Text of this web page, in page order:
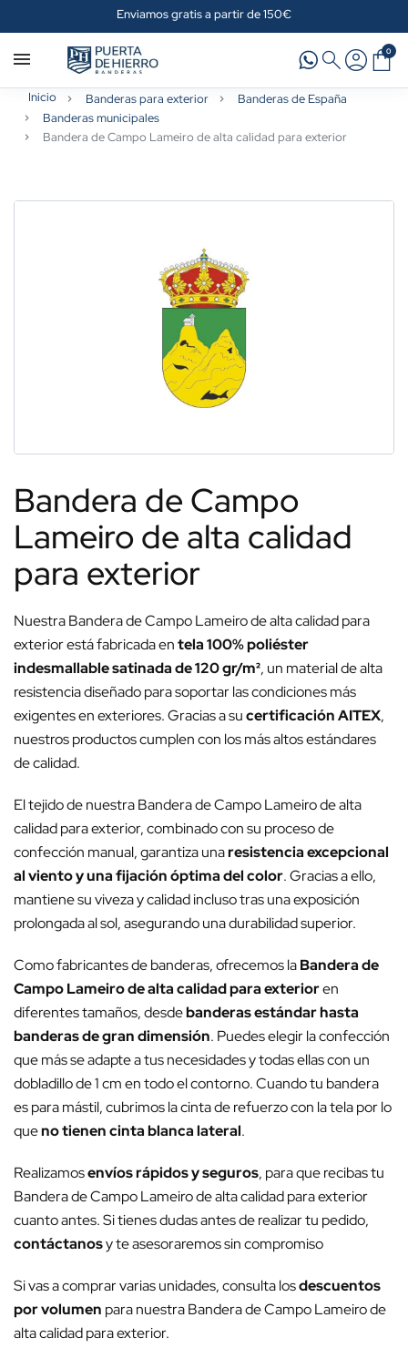
Enviamos gratis a partir de 150€
0
Inicio Banderas para exterior
Banderas de España
Banderas municipales
Bandera de Campo Lameiro de alta calidad para exterior
Bandera de Campo
Lameiro de alta calidad
para exterior
Nuestra Bandera de Campo Lameiro de alta calidad para
exterior está fabricada entela 100% poliéster
indesmallable satinada de 120 gr/m², un material de alta
resistencia diseñado para soportar las condiciones más
exigentes en exteriores. Gracias a sucertificación AITEX,
nuestros productos cumplen con los más altos estándares
de calidad.
El tejido de nuestra Bandera de Campo Lameiro de alta
calidad para exterior, combinado con su proceso de
confección manual, garantiza unaresistencia excepcional
al viento y una fijación óptima del color. Gracias a ello,
mantiene su viveza y calidad incluso tras una exposición
prolongada al sol, asegurando una durabilidad superior.
Como fabricantes de banderas, ofrecemos laBandera de
Campo Lameiro de alta calidad para exterioren
diferentes tamaños, desdebanderas estándar hasta
banderas de gran dimensión. Puedes elegir la confección
que más se adapte a tus necesidades y todas ellas con un
dobladillo de 1 cm en todo el contorno. Cuando tu bandera
es para mástil, cubrimos la cinta de refuerzo con la tela por lo
queno tienen cinta blanca lateral.
Realizamosenvíos rápidos y seguros, para que recibas tu
Bandera de Campo Lameiro de alta calidad para exterior
cuanto antes. Si tienes dudas antes de realizar tu pedido,
contáctanosy te asesoraremos sin compromiso
Si vas a comprar varias unidades, consulta losdescuentos
por volumen para nuestra Bandera de Campo Lameiro de
alta calidad para exterior.